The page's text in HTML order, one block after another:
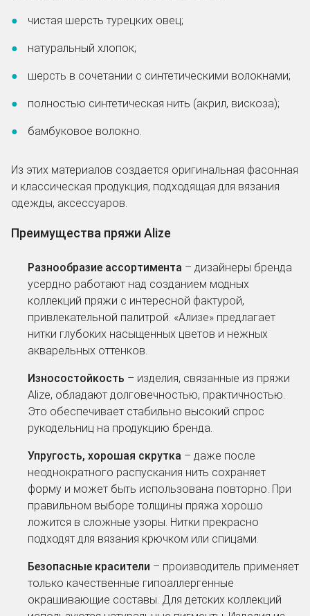
чистая шерсть турецких овец;
натуральный хлопок;
шерсть в сочетании с синтетическими волокнами;
полностью синтетическая нить (акрил, вискоза);
бамбуковое волокно.
Из этих материалов создается оригинальная фасонная
и классическая продукция, подходящая для вязания
одежды, аксессуаров.
Преимущества пряжи Alize
Разнообразие ассортимента – дизайнеры бренда
усердно работают над созданием модных
коллекций пряжи с интересной фактурой,
привлекательной палитрой. «Ализе» предлагает
нитки глубоких насыщенных цветов и нежных
акварельных оттенков.
Износостойкость – изделия, связанные из пряжи
Alize, обладают долговечностью, практичностью.
Это обеспечивает стабильно высокий спрос
рукодельниц на продукцию бренда.
Упругость, хорошая скрутка – даже после
неоднократного распускания нить сохраняет
форму и может быть использована повторно. При
правильном выборе толщины пряжа хорошо
ложится в сложные узоры. Нитки прекрасно
подходят для вязания крючком или спицами.
Безопасные красители – производитель применяет
только качественные гипоаллергенные
окрашивающие составы. Для детских коллекций